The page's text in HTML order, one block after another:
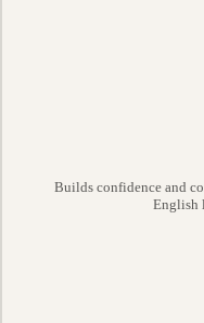
Builds confidence and
English